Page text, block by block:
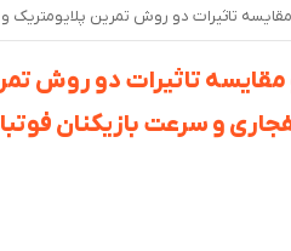
دو روش تمرین پلایومتریک و تمرینات با
تاثیرات دو روش
بازیکنان فوتبال 20-17 سال شهرستان